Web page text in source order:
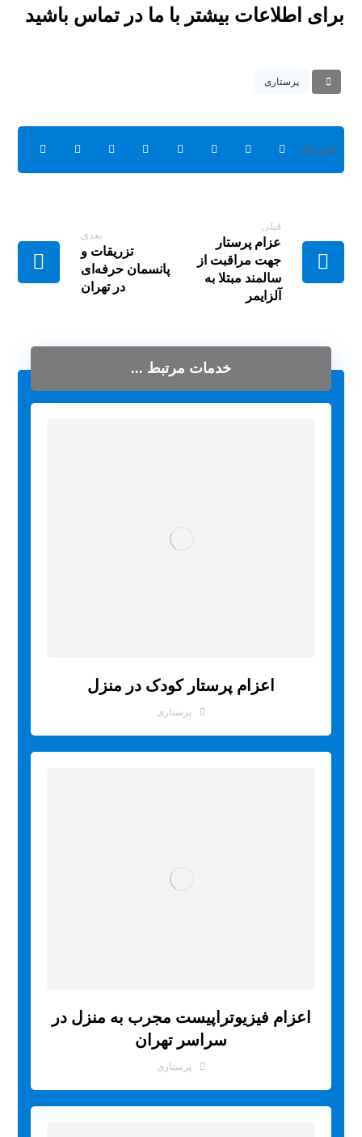
برای اطلاعات بیشتر با ما در تماس باشید
پرستاری
قبلی
عزام پرستار
جهت مراقبت از
سالمند مبتلا به
آلزایمر
بعدی
تزریقات و
پانسمان حرفه‌ای
در تهران
خدمات مرتبط ...
اعزام پرستار کودک در منزل
پرستاری
اعزام فیزیوتراپیست مجرب به منزل در
سراسر تهران
پرستاری